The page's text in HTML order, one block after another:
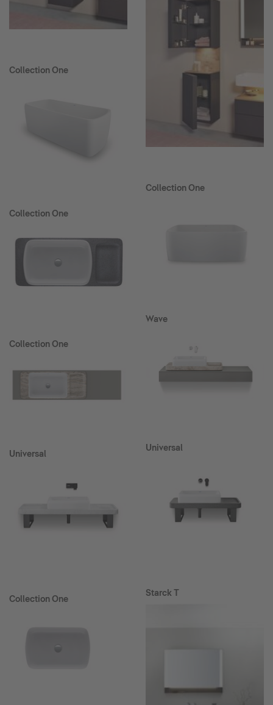
Collection One
Collection One
Collection One
Universal
Collection One
Collection One
Wave
Universal
Starck T